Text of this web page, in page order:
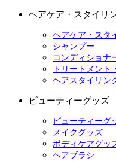
ヘアケア・スタイリ
ヘアケア・スタ
シャンプー
コンディショナ
トリートメント
ヘアスタイリン
ビューティーグッズ
ビューティーグ
メイクグッズ
ボディケアグッ
ヘアブラシ